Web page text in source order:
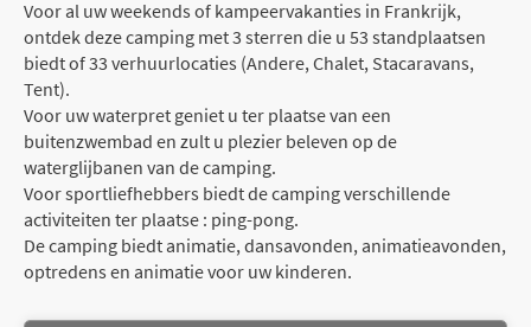
Voor al uw weekends of kampeervakanties in Frankrijk,
ontdek deze camping met 3 sterren die u 53 standplaatsen
biedt of 33 verhuurlocaties (Andere, Chalet, Stacaravans,
Tent).
Voor uw waterpret geniet u ter plaatse van een
buitenzwembad en zult u plezier beleven op de
waterglijbanen van de camping.
Voor sportliefhebbers biedt de camping verschillende
activiteiten ter plaatse : ping-pong.
De camping biedt animatie, dansavonden, animatieavonden,
optredens en animatie voor uw kinderen.